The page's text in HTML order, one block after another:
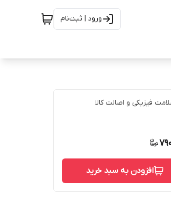
ورود | ثبت‌نام
فیزیکی و اصالت کالا
افزودن به سبد خرید